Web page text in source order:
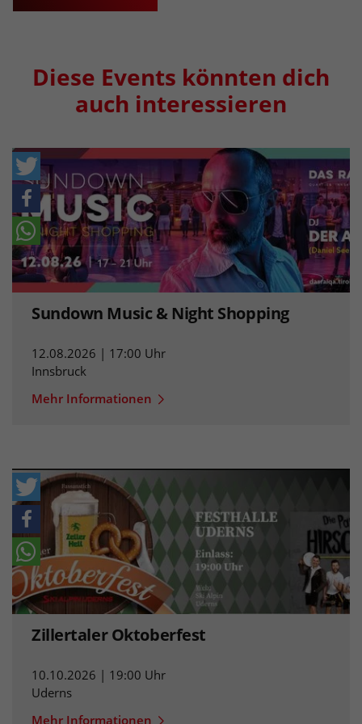
Diese Events könnten dich
auch interessieren
Sundown Music & Night Shopping
12.08.2026 | 17:00 Uhr
Innsbruck
Mehr Informationen
Zillertaler Oktoberfest
10.10.2026 | 19:00 Uhr
Uderns
Mehr Informationen